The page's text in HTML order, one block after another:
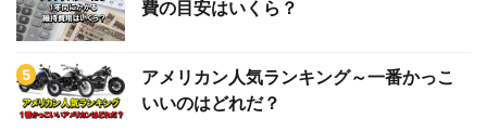
費の目安はいくら？
アメリカン人気ランキング～一番かっこ
いいのはどれだ？